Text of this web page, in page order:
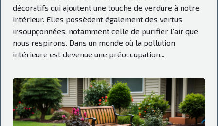
décoratifs qui ajoutent une touche de verdure à notre
intérieur. Elles possèdent également des vertus
insoupçonnées, notamment celle de purifier l'air que
nous respirons. Dans un monde où la pollution
intérieure est devenue une préoccupation...